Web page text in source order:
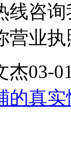
线咨
营业
杰03-
的真